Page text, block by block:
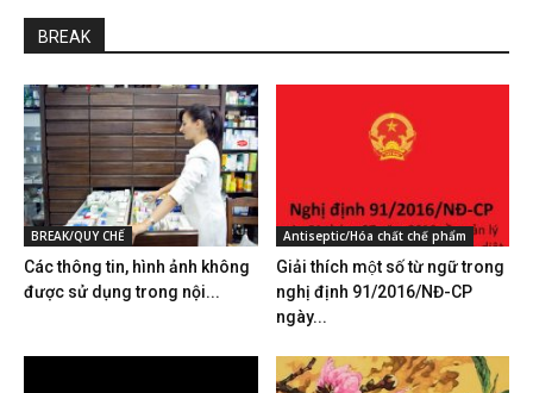
BREAK
BREAK/QUY CHẾ
Các thông tin, hình ảnh không
được sử dụng trong nội...
Antiseptic/Hóa chất chế phẩm
Giải thích một số từ ngữ trong
nghị định 91/2016/NĐ-CP
ngày...